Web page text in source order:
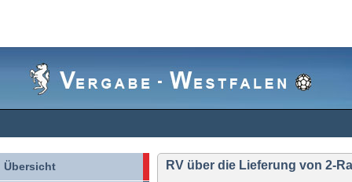
Übersicht RV über die Lieferung von 2-